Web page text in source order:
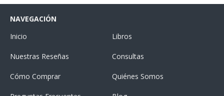
NAVEGACIÓN
Inicio
Libros
Nuestras Reseñas Consultas
Cómo Comprar Quiénes Somos